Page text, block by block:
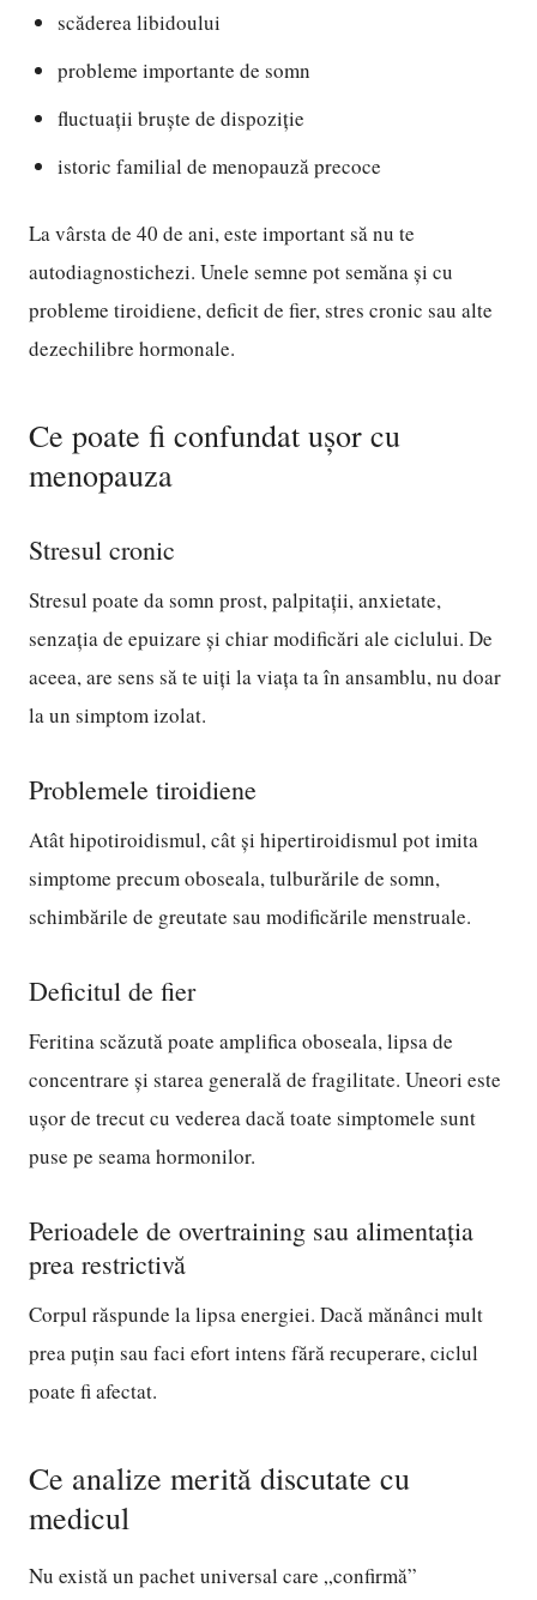
scăderea libidoului
probleme importante de somn
fluctuații bruște de dispoziție
istoric familial de menopauză precoce
La vârsta de 40 de ani, este important să nu te
autodiagnostichezi. Unele semne pot semăna și cu
probleme tiroidiene, deficit de fier, stres cronic sau alte
dezechilibre hormonale.
Ce poate fi confundat ușor cu
menopauza
Stresul cronic
Stresul poate da somn prost, palpitații, anxietate,
senzația de epuizare și chiar modificări ale ciclului. De
aceea, are sens să te uiți la viața ta în ansamblu, nu doar
la un simptom izolat.
Problemele tiroidiene
Atât hipotiroidismul, cât și hipertiroidismul pot imita
simptome precum oboseala, tulburările de somn,
schimbările de greutate sau modificările menstruale.
Deficitul de fier
Feritina scăzută poate amplifica oboseala, lipsa de
concentrare și starea generală de fragilitate. Uneori este
ușor de trecut cu vederea dacă toate simptomele sunt
puse pe seama hormonilor.
Perioadele de overtraining sau alimentația
prea restrictivă
Corpul răspunde la lipsa energiei. Dacă mănânci mult
prea puțin sau faci efort intens fără recuperare, ciclul
poate fi afectat.
Ce analize merită discutate cu
medicul
Nu există un pachet universal care „confirmă”